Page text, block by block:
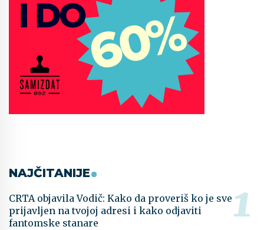
NAJČITANIJE
CRTA objavila Vodič: Kako da proveriš ko je sve
prijavljen na tvojoj adresi i kako odjaviti
fantomske stanare